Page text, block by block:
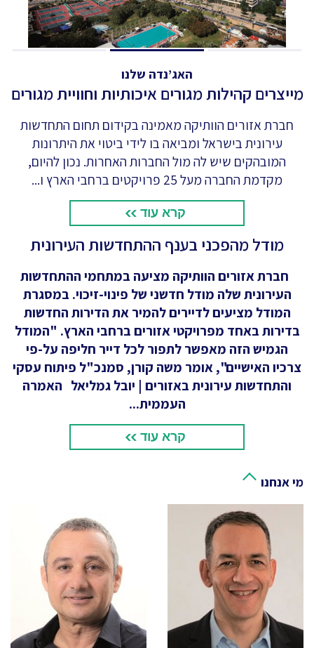
האג’נדה שלנו
מייצרים קהילות מגורים איכותיות וחוויית מגורים
חברת אזורים הוותיקה מאמינה בקידום תחום התחדשות
עירונית בישראל ומביאה בו לידי ביטוי את היתרונות
המובהקים שיש לה מול החברות האחרות. נכון להיום,
מקדמת החברה מעל 25 פרויקטים ברחבי הארץ ו...
קרא עוד
מודל מהפכני בענף ההתחדשות העירונית
חברת אזורים הוותיקה מציעה במתחמי ההתחדשות
העירונית שלה מודל חדשני של פינוי-זיכוי. במסגרת
המודל מציעים לדיירים להמיר את הדירות החדשות
בדירות באחד מפרויקטי אזורים ברחבי הארץ. "המודל
הגמיש הזה מאפשר לתפור לכל דייר חליפה על-פי
צרכיו האישיים", אומר משה קורן, סמנכ"ל פיתוח עסקי
והתחדשות עירונית באזורים | יובל גמליאל האמרה
העממית...
קרא עוד
מי אנחנו